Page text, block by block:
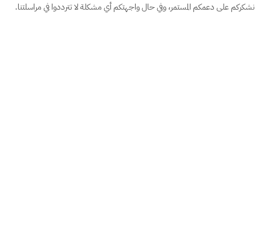
نشكركم على دعمكم المستمر، وفي حال واجهتكم أي مشكلة لا تترددوا في مراسلتنا.